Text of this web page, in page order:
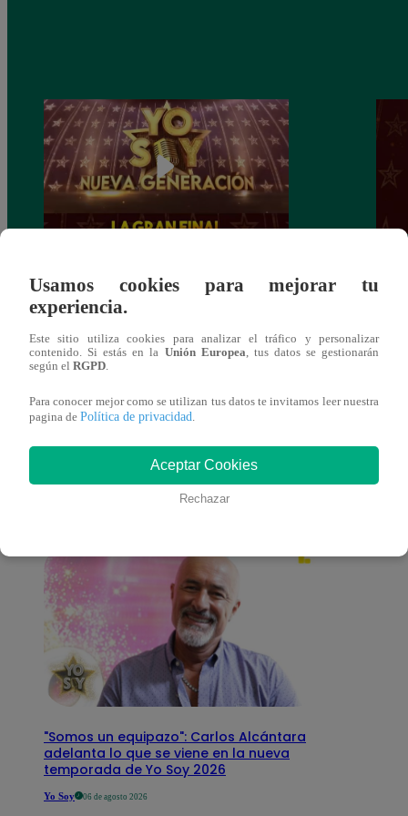
– 14 de junio del 2021 – Programa
completo
junio
También te puede
interesar
"Somos un equipazo": Carlos Alcántara
adelanta lo que se viene en la nueva
temporada de Yo Soy 2026
Yo Soy 06 de agosto 2026
Usamos cookies para mejorar tu
experiencia.
Este sitio utiliza cookies para analizar el tráfico y personalizar
contenido. Si estás en la Unión Europea , tus datos se gestionarán
según el RGPD
Para conocer mejor como se utilizan tus datos te invitamos leer nuestra
pagina de Política de privacidad
Aceptar Cookies
Rechazar